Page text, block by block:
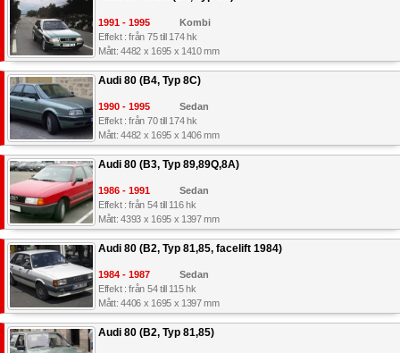
1991 - 1995
Kombi
Effekt : från 75 till 174 hk
Mått: 4482 x 1695 x 1410 mm
Audi 80 (B4, Typ 8C)
1990 - 1995
Sedan
Effekt : från 70 till 174 hk
Mått: 4482 x 1695 x 1406 mm
Audi 80 (B3, Typ 89,89Q,8A)
1986 - 1991
Sedan
Effekt : från 54 till 116 hk
Mått: 4393 x 1695 x 1397 mm
Audi 80 (B2, Typ 81,85, facelift 1984)
1984 - 1987
Sedan
Effekt : från 54 till 115 hk
Mått: 4406 x 1695 x 1397 mm
Audi 80 (B2, Typ 81,85)